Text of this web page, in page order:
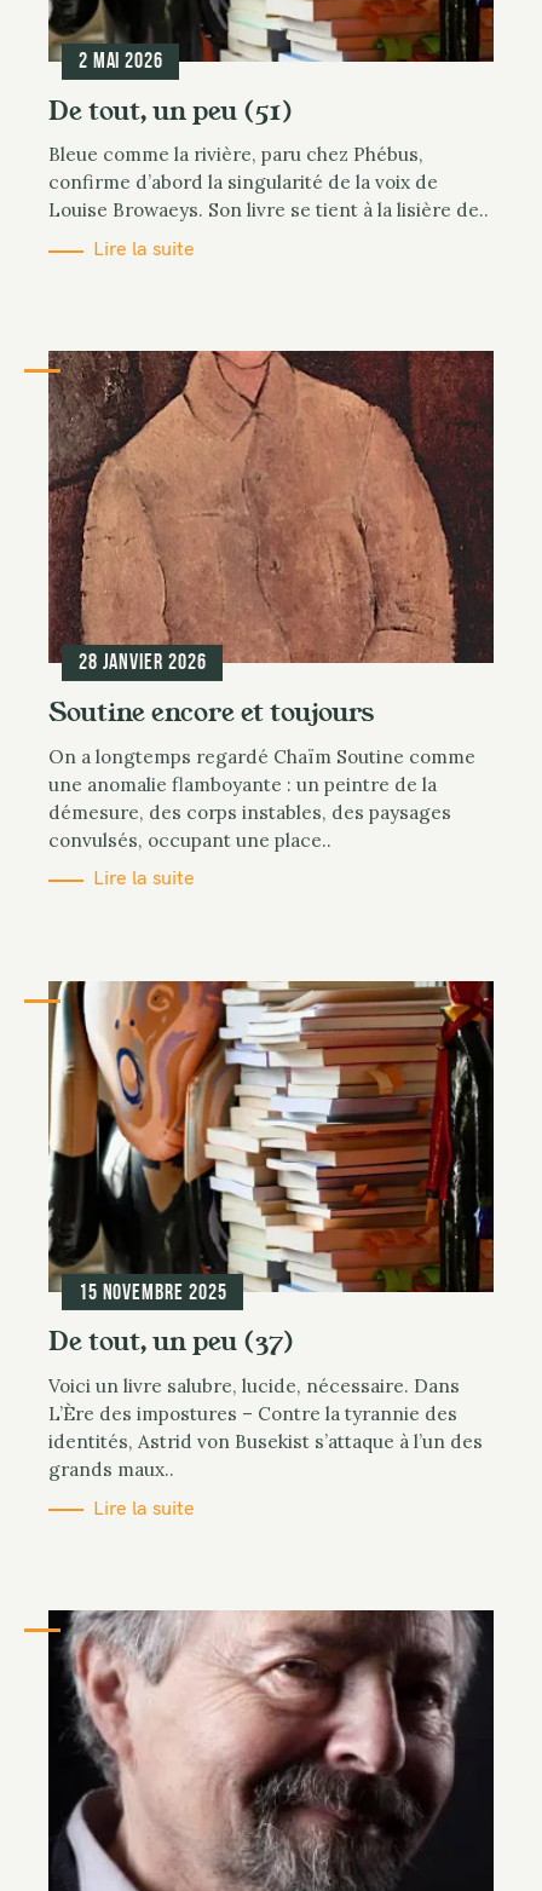
2 mai 2026
De tout, un peu (51)
Bleue comme la rivière, paru chez Phébus,
confirme d’abord la singularité de la voix de
Louise Browaeys. Son livre se tient à la lisière de..
Lire la suite
28 janvier 2026
Soutine encore et toujours
On a longtemps regardé Chaïm Soutine comme
une anomalie flamboyante : un peintre de la
démesure, des corps instables, des paysages
convulsés, occupant une place..
Lire la suite
15 novembre 2025
De tout, un peu (37)
Voici un livre salubre, lucide, nécessaire. Dans
L’Ère des impostures – Contre la tyrannie des
identités, Astrid von Busekist s’attaque à l’un des
grands maux..
Lire la suite